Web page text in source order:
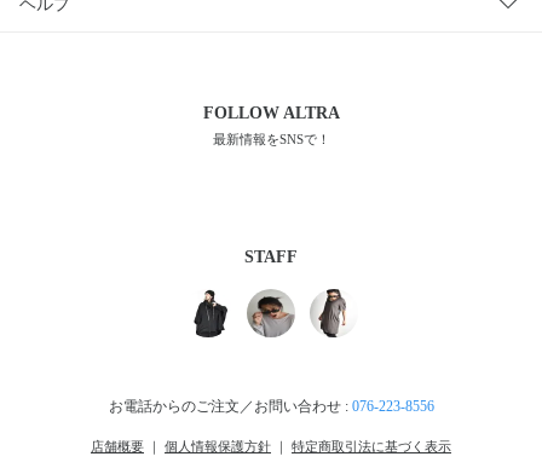
ヘルプ
FOLLOWALTRA
最新情報をSNSで！
STAFF
お電話からのご注文／お問い合わせ : 076-223-8556
店舗概要 ｜ 個人情報保護方針 ｜ 特定商取引法に基づく表示